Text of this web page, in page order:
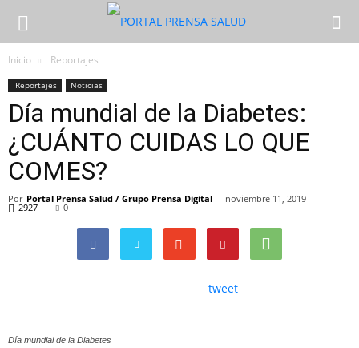
Inicio Reportajes
Reportajes Noticias
Día mundial de la Diabetes:
¿CUÁNTO CUIDAS LO QUE
COMES?
Por Portal Prensa Salud / Grupo Prensa Digital - noviembre 11, 2019
2927 0
tweet
Día mundial de la Diabetes